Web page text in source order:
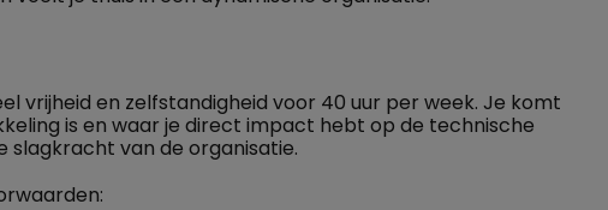
vrijheid en zelfstandigheid voor 40 uur per week. Je komt
is en waar je direct impact hebt op de technische
slagkracht van de organisatie.